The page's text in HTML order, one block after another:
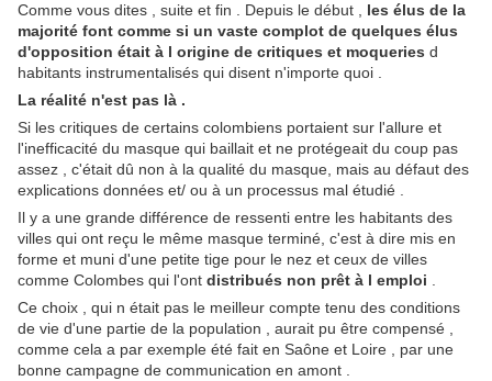
Comme vous dites , suite et fin . Depuis le début , les élus de la
majorité font comme si un vaste complot de quelques élus
d'opposition était à l origine de critiques et moqueries d
habitants instrumentalisés qui disent n'importe quoi .
La réalité n'est pas là .
Si les critiques de certains colombiens portaient sur l'allure et
l'inefficacité du masque qui baillait et ne protégeait du coup pas
assez , c'était dû non à la qualité du masque, mais au défaut des
explications données et/ ou à un processus mal étudié .
Il y a une grande différence de ressenti entre les habitants des
villes qui ont reçu le même masque terminé, c'est à dire mis en
forme et muni d'une petite tige pour le nez et ceux de villes
comme Colombes qui l'ont distribués non prêt à l emploi
Ce choix , qui n était pas le meilleur compte tenu des conditions
de vie d'une partie de la population , aurait pu être compensé ,
comme cela a par exemple été fait en Saône et Loire , par une
bonne campagne de communication en amont .